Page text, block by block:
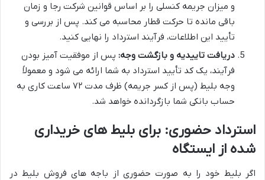
و میزان جریمه کنسلی را بر اساس قوانین شرکت رجا و زمان
باقی مانده تا حرکت قطار محاسبه می کند. پس از بررسی و
تأیید این اطلاعات، فرآیند استرداد را نهایی کنید.
دریافت تاییدیه و بازگشت وجه: پس از موفقیت آمیز بودن
فرآیند، یک کد تأیید استرداد به شما ارائه می شود و معمولاً
وجه بلیط (پس از کسر جریمه) ظرف مدت ۷۲ ساعت کاری به
حساب بانکی شما بازگردانده خواهد شد.
استرداد حضوری: برای بلیط های خریداری
شده از ایستگاه
اگر بلیط خود را به صورت حضوری از باجه های فروش بلیط در